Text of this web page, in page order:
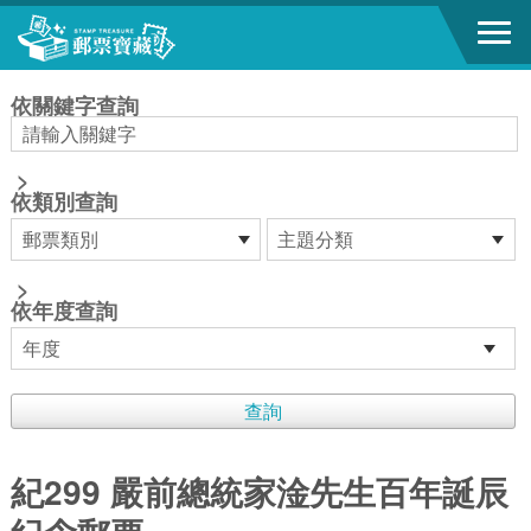
跳到主要內容區塊
依關鍵字查詢
>
依類別查詢
>
依年度查詢
紀299 嚴前總統家淦先生百年誕辰